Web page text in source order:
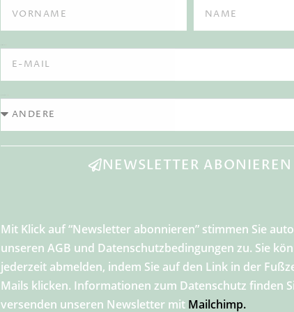
NEWSLETTER ABONIEREN
Mit Klick auf “Newsletter abonnieren” stimmen Sie
unseren AGB und Datenschutzbedingungen zu. Sie
jederzeit abmelden, indem Sie auf den Link in der
Mails klicken. Informationen zum Datenschutz finden
versenden unseren Newsletter mit Mailchimp.